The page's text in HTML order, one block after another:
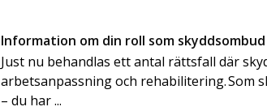
Information om din roll som skyddsombud
Just nu behandlas ett antal rättsfall där
arbetsanpassning och rehabilitering. Som
– du har ...